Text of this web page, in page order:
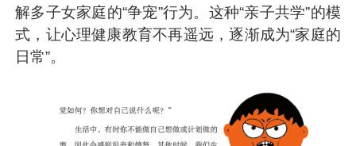
解多子女家庭的“争宠”行为。这种“亲子共学”的模
式，让心理健康教育不再遥远，逐渐成为“家庭的
日常”。